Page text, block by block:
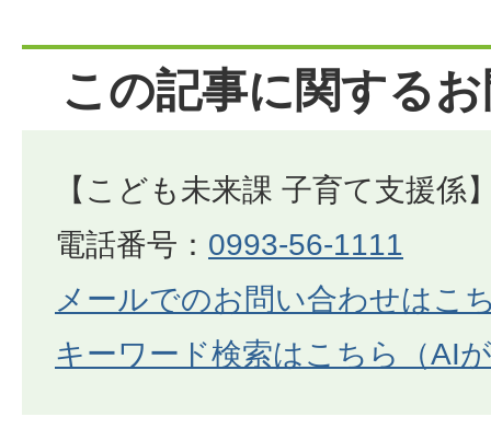
この記事に関する
【こども未来課 子育て支援係
電話番号： 0993-56-1111
メールでのお問い合わせはこ
キーワード検索はこちら（AI